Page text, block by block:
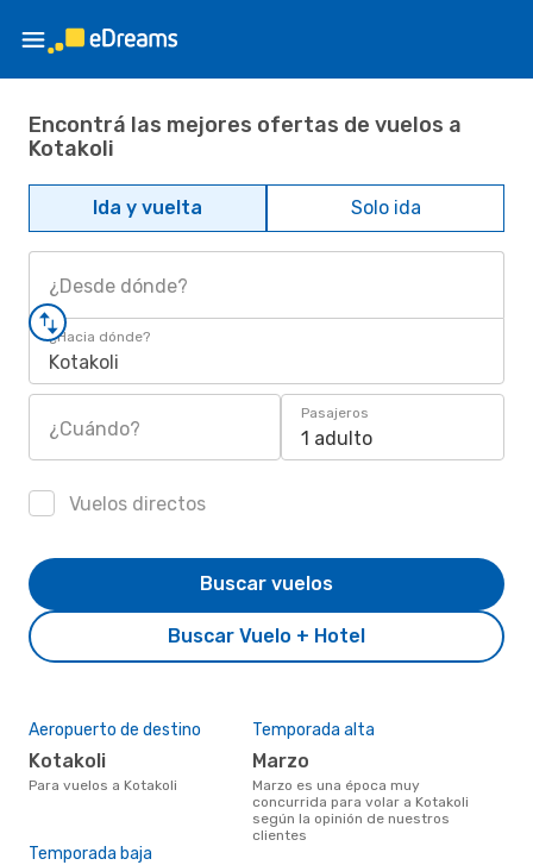
Encontrá las mejores ofertas de vuelos a
Kotakoli
Ida y vuelta Solo ida
¿Desde dónde?
¿Hacia dónde?
Kotakoli
¿Cuándo?
Pasajeros
1 adulto
Vuelos directos
Buscar Vuelo + Hotel
Buscar vuelos
Aeropuerto de destino
Kotakoli
Para vuelos a Kotakoli
Temporada alta
marzo
marzo es una época muy
concurrida para volar a Kotakoli
según la opinión de nuestros
clientes
Temporada baja